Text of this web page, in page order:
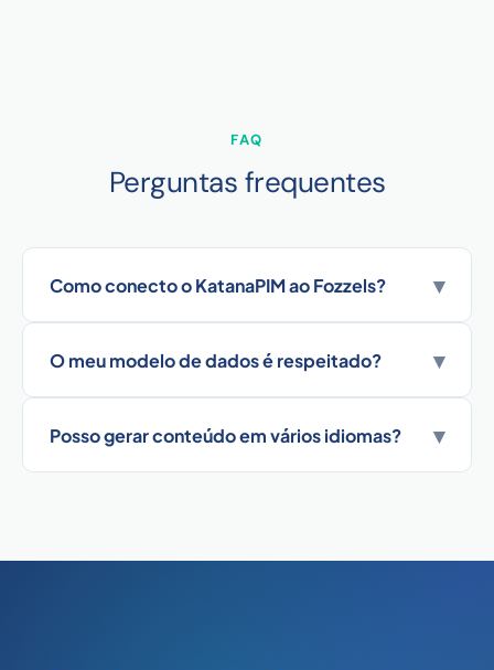
FAQ
Perguntas frequentes
Como conecto o KatanaPIM ao Fozzels? ▾
O meu modelo de dados é respeitado? ▾
Posso gerar conteúdo em vários idiomas? ▾